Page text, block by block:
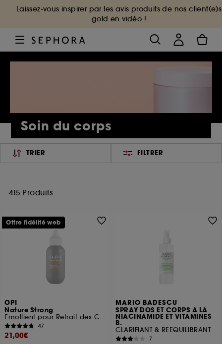
Laissez-vous inspirer par les avis produits de nos client(e)s
gold en vidéo !
Soin du corps
TRIER FILTRER
415 Produits
OPI
Nature Strong
Emollient pour Retrait des Cuticules
47
21,00€
Offre fidélité web
MARIO BADESCU
SPRAY DOS ET CORPS A LA
NIACINAMIDE ET VITAMINES
B.
CLARIFIANT & REEQUILIBRANT
7